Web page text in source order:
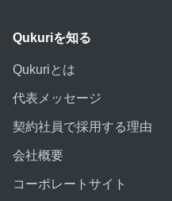
Qukuriを知る
Qukuriとは
代表メッセージ
契約社員で採用する理由
会社概要
コーポレートサイト